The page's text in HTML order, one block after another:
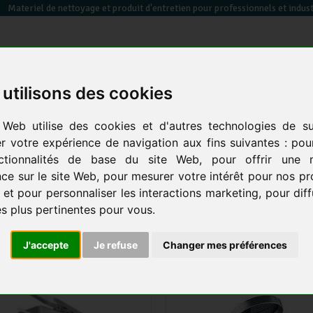
des cookies
utilise des cookies et d'autres technologies de
votre expérience de navigation aux fins suivantes :
de base du site Web, pour offrir une
sur le site Web, pour mesurer votre intérêt pour nos
et pour personnaliser les interactions marketing, pour
plus pertinentes pour vous.
J'accepte Je refuse Changer mes préférences
Materiel de nettoyage et produit d'entretien pour professionnels et
électrique
locaux
manuel -Les supports
3 produits